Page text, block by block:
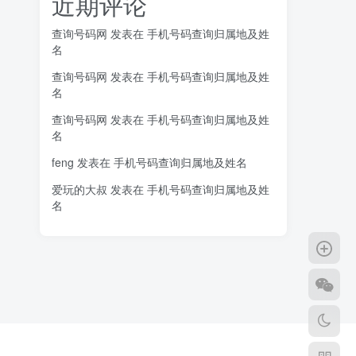
查询号码网 发表在 手机号码查询归属地及姓
名
查询号码网 发表在 手机号码查询归属地及姓
名
查询号码网 发表在 手机号码查询归属地及姓
名
feng 发表在 手机号码查询归属地及姓名
爱玩的大叔 发表在 手机号码查询归属地及姓
名